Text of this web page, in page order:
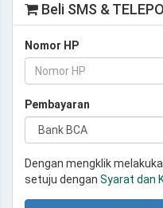
Beli SMS &
Nomor HP
Pembayaran
Dengan mengklik
setuju dengan Syarat dan